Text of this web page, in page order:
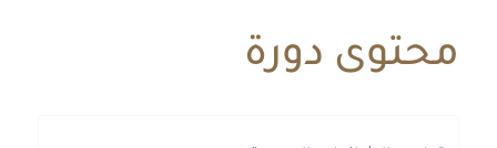
محتوى دورة